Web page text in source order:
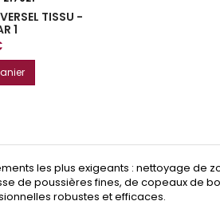
TISSU -
1
les plus exigeants : nettoyage de
de poussières fines, de copeaux de
robustes et efficaces.